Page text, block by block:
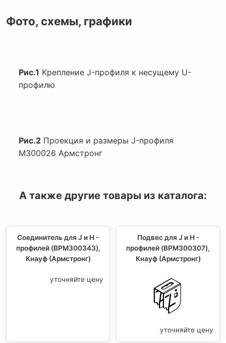
Фото, схемы, графики
Рис.1 Крепление J-профиля к несущему U-
профилю
Рис.2 Проекция и размеры J-профиля
М300026 Армстронг
А также другие товары из каталога:
Соединитель для J и H -
профилей (BPM300343),
Кнауф (Армстронг)
уточняйте цену
Подвес для J и H -
профилей (BPM300307),
Кнауф (Армстронг)
уточняйте цену